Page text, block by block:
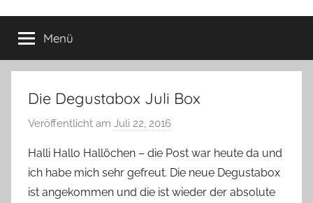
Yvis
Lifestyle
Lifestyle
Blog
–
Lifestyle,
Rezensionen,
Produkttests
vieles
mehr
Menü
Die Degustabox Juli Box
Veröffentlicht am Juli 22, 2016
n
Y
v
Halli Hallo Hallöchen – die Post war heute da und
ich habe mich sehr gefreut. Die neue Degustabox
ist angekommen und die ist wieder der absolute